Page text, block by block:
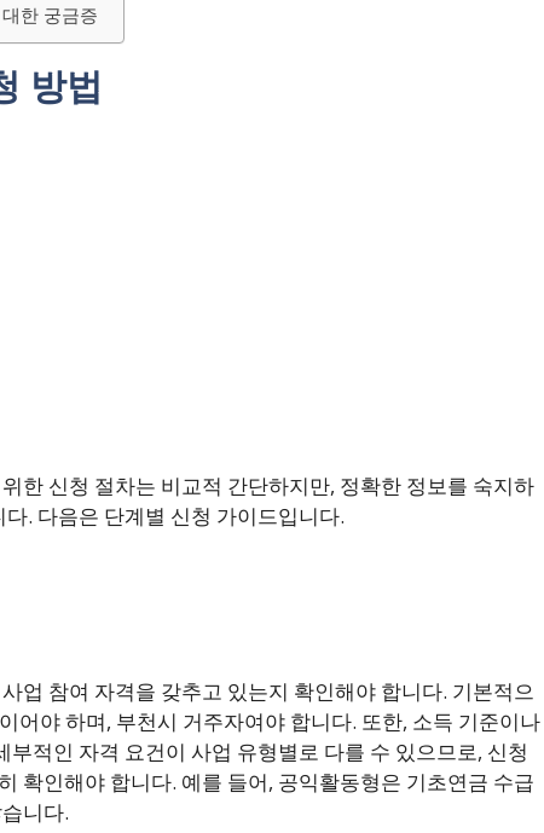
한 궁금증
방법
한 신청 절차는 비교적 간단하지만, 정확한 정보를 숙지하
. 다음은 단계별 신청 가이드입니다.
업 참여 자격을 갖추고 있는지 확인해야 합니다. 기본적으
어야 하며, 부천시 거주자여야 합니다. 또한, 소득 기준이나
부적인 자격 요건이 사업 유형별로 다를 수 있으므로, 신청
확인해야 합니다. 예를 들어, 공익활동형은 기초연금 수급
니다.